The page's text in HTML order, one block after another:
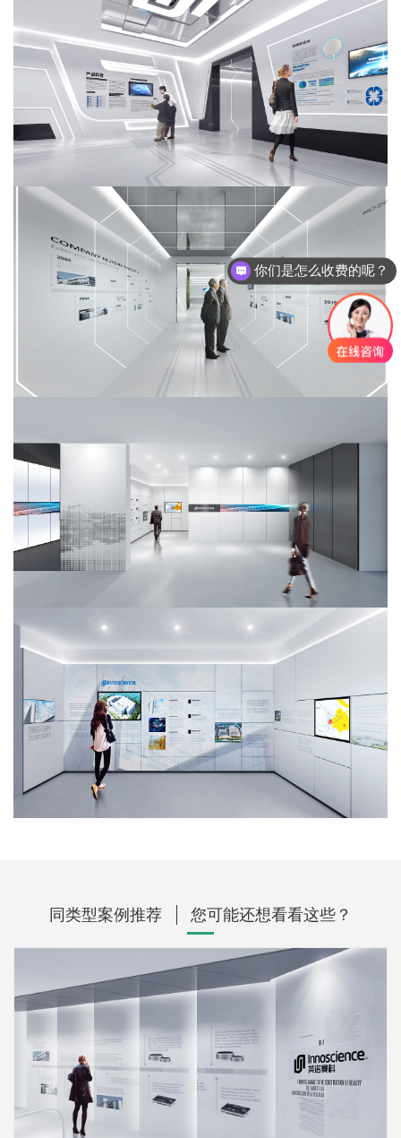
同类型案例推荐 您可能还想看看这些？
你们是怎么收费的呢？